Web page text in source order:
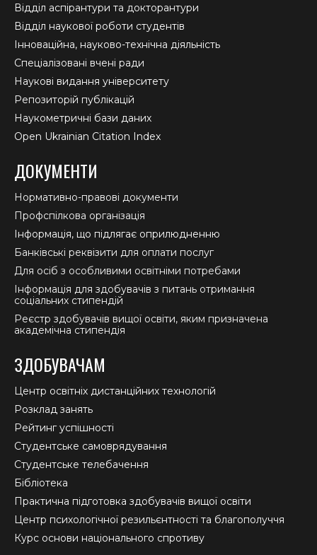
Відділ аспірантури та докторантури
Відділ наукової роботи студентів
Інноваційна, науково-технічна діяльність
Спеціалізовані вчені ради
Наукові видання університету
Репозиторій публікацій
Наукометричні бази даних
Open Ukrainian Citation Index
ДОКУМЕНТИ
Нормативно-правові документи
Профспілкова організація
Інформація, що підлягає оприлюдненню
Банківські реквізити для оплати послуг
Для осіб з особливими освітніми потребами
Інформація для здобувачів з питань отримання
соціальних стипендій
Реєстр здобувачів вищої освіти, яким призначена
академічна стипендія
ЗДОБУВАЧАМ
Центр освітніх дистанційних технологій
Розклад занять
Рейтинг успішності
Студентське самоврядування
Студентське телебачення
Бібліотека
Практична підготовка здобувачів вищої освіти
Центр психологічної резильєнтності та благополуччя
Курс основи національного спротиву